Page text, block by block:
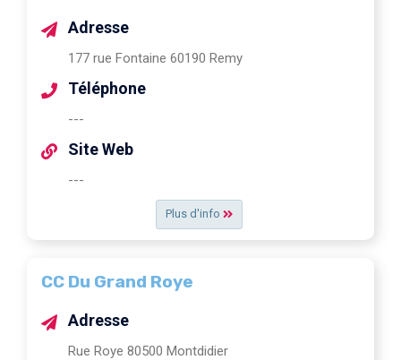
Plus d'info
Adresse
177 rue Fontaine 60190 Remy
Téléphone
---
Site Web
---
CC Du Grand Roye
Adresse
Rue Roye 80500 Montdidier